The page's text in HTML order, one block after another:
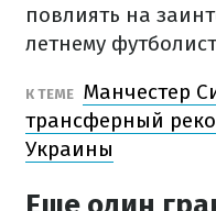
повлиять на
летнему
К ТЕМЕ Манчестер
трансферный
Украины